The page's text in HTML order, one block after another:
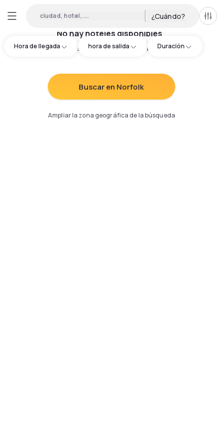
ciudad, hotel, ... ¿Cuándo?
Hora de llegada hora de salida Duración
No hay hoteles disponibles
Intenta redefinir los criterios de búsqueda:
Buscar en Norfolk
Ampliar la zona geográfica de la búsqueda